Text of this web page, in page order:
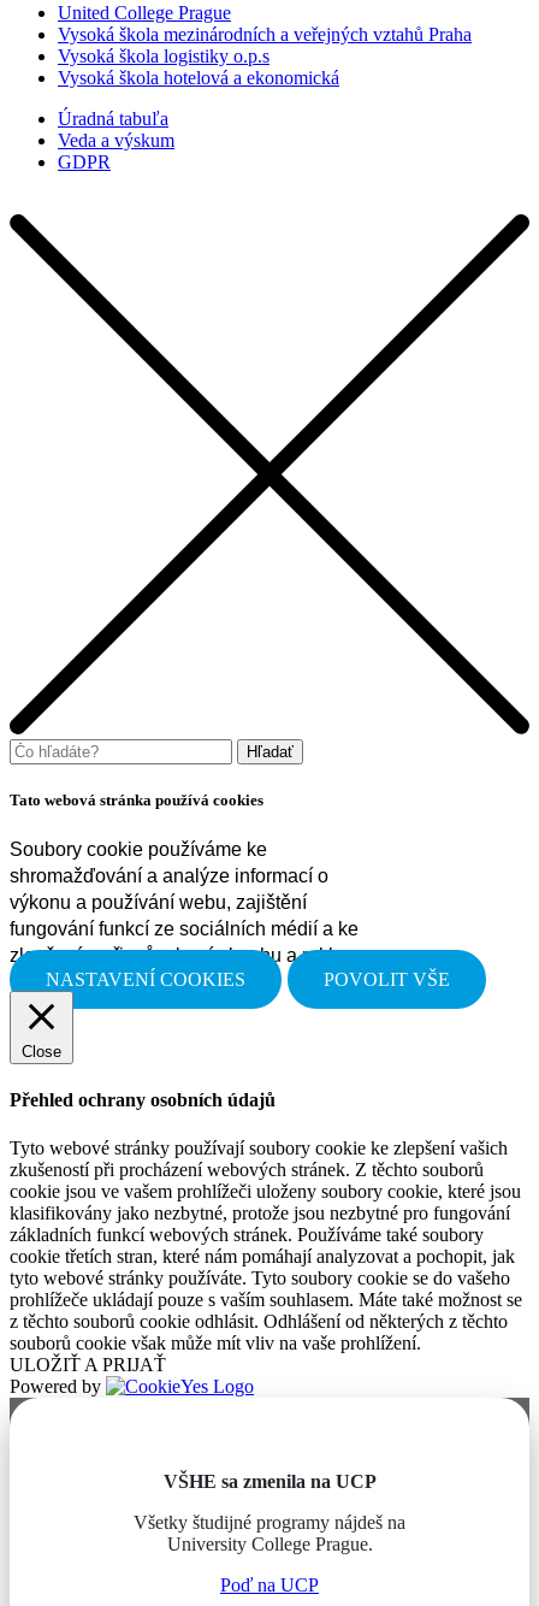
United College Prague
Vysoká škola mezinárodních a veřejných vztahů Praha
Vysoká škola logistiky o.p.s
Vysoká škola hotelová a ekonomická
Úradná tabuľa
Veda a výskum
GDPR
Tato webová stránka používá cookies
Soubory cookie používáme ke
shromažďování a analýze informací o
výkonu a používání webu, zajištění
fungování funkcí ze sociálních médií a ke
zlepšení a přizpůsobení obsahu a reklam.
NASTAVENÍ COOKIES
POVOLIT VŠE
Close
Přehled ochrany osobních údajů
Tyto webové stránky používají soubory cookie ke zlepšení vašich
zkušeností při procházení webových stránek. Z těchto souborů
cookie jsou ve vašem prohlížeči uloženy soubory cookie, které jsou
klasifikovány jako nezbytné, protože jsou nezbytné pro fungování
základních funkcí webových stránek. Používáme také soubory
cookie třetích stran, které nám pomáhají analyzovat a pochopit, jak
tyto webové stránky používáte. Tyto soubory cookie se do vašeho
prohlížeče ukládají pouze s vaším souhlasem. Máte také možnost se
z těchto souborů cookie odhlásit. Odhlášení od některých z těchto
souborů cookie však může mít vliv na vaše prohlížení.
ULOŽIŤ A PRIJAŤ
Powered by
VŠHE sa zmenila na UCP
Všetky študijné programy nájdeš na
University College Prague.
Poď na UCP